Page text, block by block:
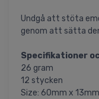
Undgå att stöta
genom att sätta
Specifikationer
26 gram
12 stycken
Size: 60mm x 13mm